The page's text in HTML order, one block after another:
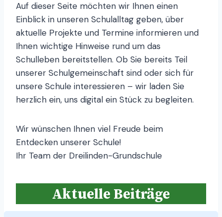
Auf dieser Seite möchten wir Ihnen einen
Einblick in unseren Schulalltag geben, über
aktuelle Projekte und Termine informieren und
Ihnen wichtige Hinweise rund um das
Schulleben bereitstellen. Ob Sie bereits Teil
unserer Schulgemeinschaft sind oder sich für
unsere Schule interessieren – wir laden Sie
herzlich ein, uns digital ein Stück zu begleiten.
Wir wünschen Ihnen viel Freude beim
Entdecken unserer Schule!
Ihr Team der Dreilinden-Grundschule
Aktuelle Beiträge